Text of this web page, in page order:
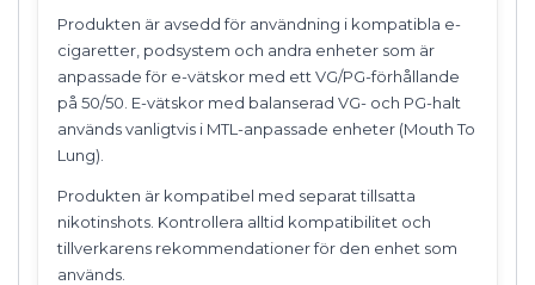
Produkten är avsedd för användning i kompatibla e-
cigaretter, podsystem och andra enheter som är
anpassade för e-vätskor med ett VG/PG-förhållande
på 50/50. E-vätskor med balanserad VG- och PG-halt
används vanligtvis i MTL-anpassade enheter (Mouth To
Lung).
Produkten är kompatibel med separat tillsatta
nikotinshots. Kontrollera alltid kompatibilitet och
tillverkarens rekommendationer för den enhet som
används.